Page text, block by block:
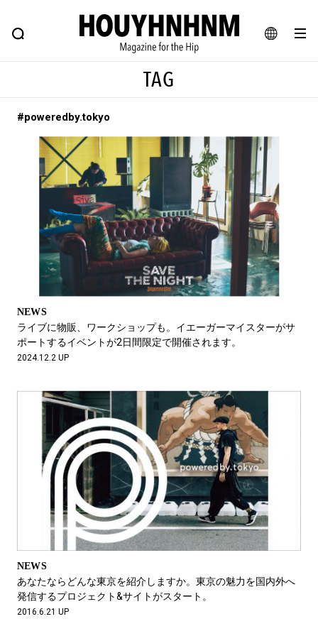
JA
FEATURE BLOG SNAP
ヒップなファッション、カルチャー、ライフスタイルWEBマガジン
#注目のタグ
#SHOPPING ADDICT #憧れの逸品
#ESSENTIAL DESIGNS #古着サミット
#NEW VINTAGE #マイナーグッド図鑑
#路地裏てぃーん。 #MONTHLY JOURNAL
#GH 銘品の所以 #フイナムのYouTube
#Commune H #FOCUS IT #AH.H
#ととけん #FASHION #MUSIC #MOVIE
#LIFESTYLE
#SPORTS #HANDSOME HANDBOOK
TAG
#poweredby.tokyo
NEWS
ライブに物販、ワークショップも。イエーガーマイスターがサ
ポートするイベントが2日間限定で開催されます。
2024.12.2 UP
NEWS
あなたならどんな東京を紹介しますか。東京の魅力を国内外へ
発信するプロジェクト&サイトがスタート。
2016.6.21 UP